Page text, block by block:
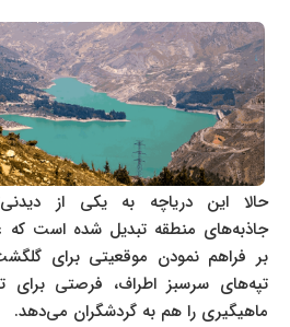
حالا این دریاچه به یکی از
جاذبه‌های منطقه تبدیل شده است که
بر فراهم نمودن موقعیتی برای
تپه‌های سرسبز اطراف، فرصتی برای
ماهیگیری را هم به گردشگران می‌دهد.